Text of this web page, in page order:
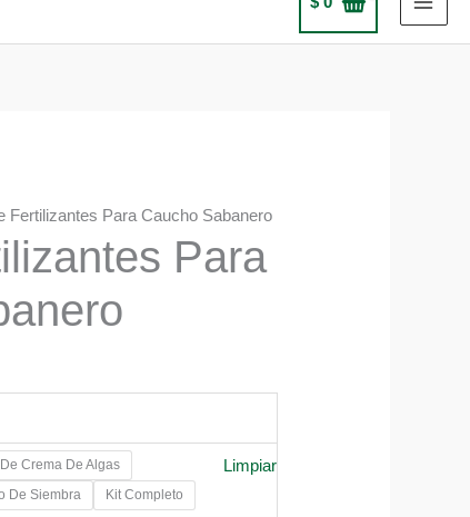
Fertilizantes Para Caucho Sabanero
Para
Crema De Algas
De Siembra Kit Completo
Limpiar